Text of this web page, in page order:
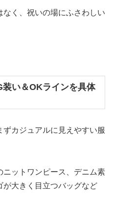
く、祝いの場にふさわしい
い＆OKラインを具体
カジュアルに見えやすい服
ットワンピース、デニム素
大きく目立つバッグなど